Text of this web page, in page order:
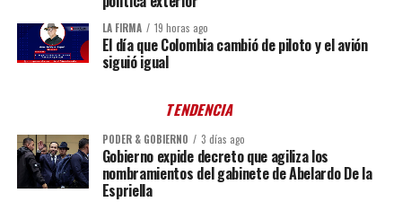
LA FIRMA 19 horas ago
El día que Colombia cambió de piloto y el avión
siguió igual
TENDENCIA
PODER & GOBIERNO 3 días ago
Gobierno expide decreto que agiliza los
nombramientos del gabinete de Abelardo De la
Espriella